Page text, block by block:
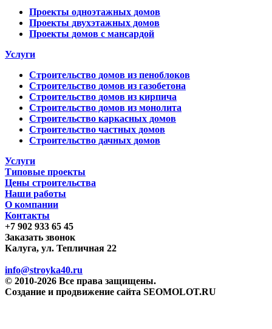
Проекты одноэтажных домов
Проекты двухэтажных домов
Проекты домов с мансардой
Услуги
Строительство домов из пеноблоков
Строительство домов из газобетона
Строительство домов из кирпича
Строительство домов из монолита
Строительство каркасных домов
Строительство частных домов
Строительство дачных домов
Услуги
Типовые проекты
Цены строительства
Наши работы
О компании
Контакты
+7 902 933 65 45
Заказать звонок
Калуга, ул. Тепличная 22
info@stroyka40.ru
© 2010-2026 Все права защищены.
Создание и продвижение сайта SEOMOLOT.RU